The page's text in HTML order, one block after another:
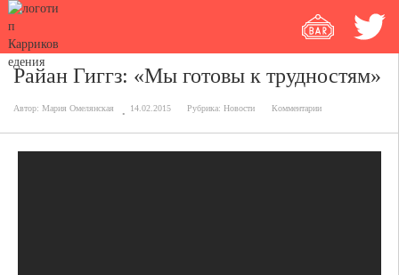
Райан Гиггз: «Мы готовы к трудностям»
Автор: Мария Омелянская 14.02.2015 Рубрика: Новости Комментарии